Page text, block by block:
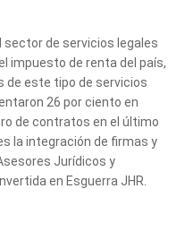
sector de servicios legales
impuesto de renta del país,
de este tipo de servicios
26 por ciento en
de contratos en el último
la integración de firmas y
Jurídicos y
en Esguerra JHR.